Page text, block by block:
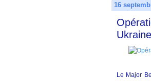
16
Le Major